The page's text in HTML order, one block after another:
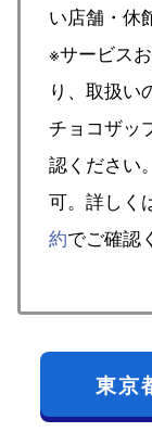
い店舗・休
※サービス
り、取扱い
チョコザッ
認ください
可。詳しく
約でご確認
東京